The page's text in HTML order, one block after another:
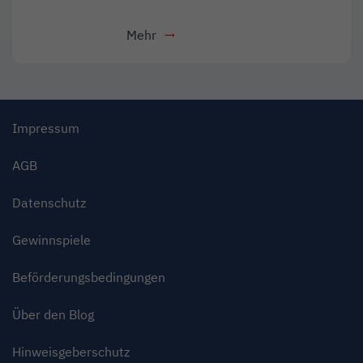
Mehr - Download als PDF
Link öffnet in neuem Fenster
Impressum
AGB
Datenschutz
Gewinnspiele
Beförderungsbedingungen
Über den Blog
Hinweisgeberschutz